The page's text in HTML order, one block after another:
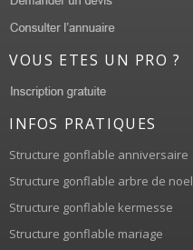
VOUS ETES UN PRO ?
INFOS PRATIQUES
Structure gonflable anniversaire
Structure gonflable arbre de noel
Structure gonflable kermesse
Structure gonflable mariage